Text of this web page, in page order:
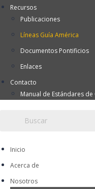
Recursos
Publicaciones
Líneas Guía América
Documentos Pontificios
Enlaces
Contacto
Manual de Estándares
Inicio
Acerca de
Nosotros